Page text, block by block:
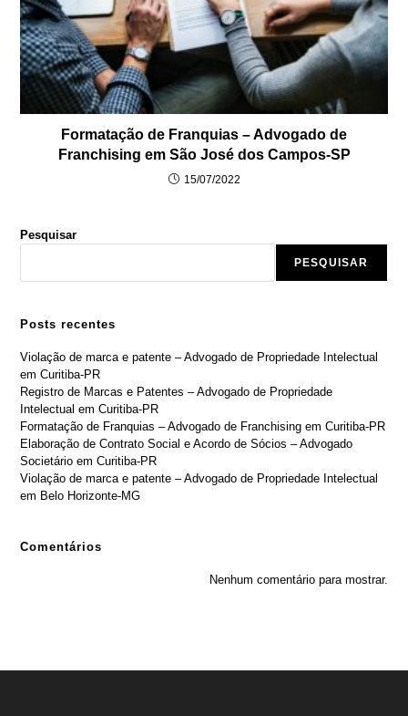
Formatação de Franquias – Advogado de
Franchising em São José dos Campos-SP
15/07/2022
Pesquisar
PESQUISAR
Posts recentes
Violação de marca e patente – Advogado de Propriedade Intelectual
em Curitiba-PR
Registro de Marcas e Patentes – Advogado de Propriedade
Intelectual em Curitiba-PR
Formatação de Franquias – Advogado de Franchising em Curitiba-PR
Elaboração de Contrato Social e Acordo de Sócios – Advogado
Societário em Curitiba-PR
Violação de marca e patente – Advogado de Propriedade Intelectual
em Belo Horizonte-MG
Comentários
Nenhum comentário para mostrar.